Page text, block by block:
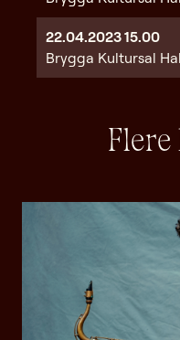
22.04.202315.00
Brygga Kultursal